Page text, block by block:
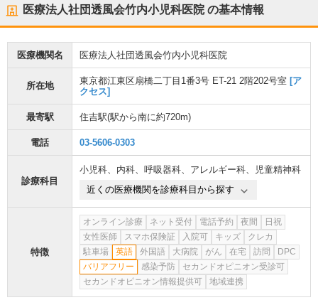
医療法人社団透風会竹内小児科医院の基本情報
医療機関名 医療法人社団透風会竹内小児科医院
所在地 東京都江東区扇橋二丁目1番3号 ET-21 2階202号室 [ア
クセス]
最寄駅 住吉駅(駅から南に約720m)
電話 03-5606-0303
診療科目
小児科、 内科、 呼吸器科、 アレルギー科、
児童精神科
近くの医療機関を診療科目から探す
特徴
オンライン診療 ネット受付 電話予約 夜間
日祝
女性医師
スマホ保険証 入院可 キッズ
クレカ
駐車場
英語 外国語 大病院 がん 在宅 訪問
DPC
バリアフリー
感染予防
セカンドオピニオン受診可
セカンドオピニオン情報提供可
地域連携